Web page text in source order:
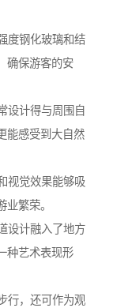
度钢化玻璃和结
确保游客的安
设计得与周围自
能感受到大自然
视觉效果能够吸
繁荣。
设计融入了地方
种艺术表现形
行，还可作为观